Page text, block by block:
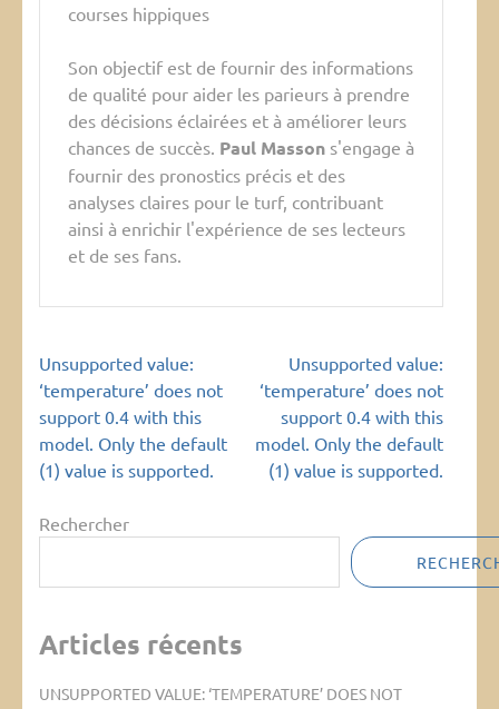
courses hippiques
Son objectif est de fournir des informations
de qualité pour aider les parieurs à prendre
des décisions éclairées et à améliorer leurs
chances de succès. Paul Masson s'engage à
fournir des pronostics précis et des
analyses claires pour le turf, contribuant
ainsi à enrichir l'expérience de ses lecteurs
et de ses fans.
Navigation
de
l’article
Unsupported value:
‘temperature’ does not
support 0.4 with this
model. Only the default
(1) value is supported.
Unsupported value:
‘temperature’ does not
support 0.4 with this
model. Only the default
(1) value is supported.
Rechercher
Articles récents
UNSUPPORTED VALUE: ‘TEMPERATURE’ DOES NOT